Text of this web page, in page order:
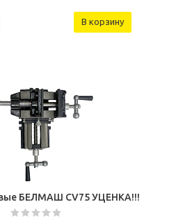
В корзину
Тиcки крестовые БЕЛМАШ CV75 УЦЕНКА!!!